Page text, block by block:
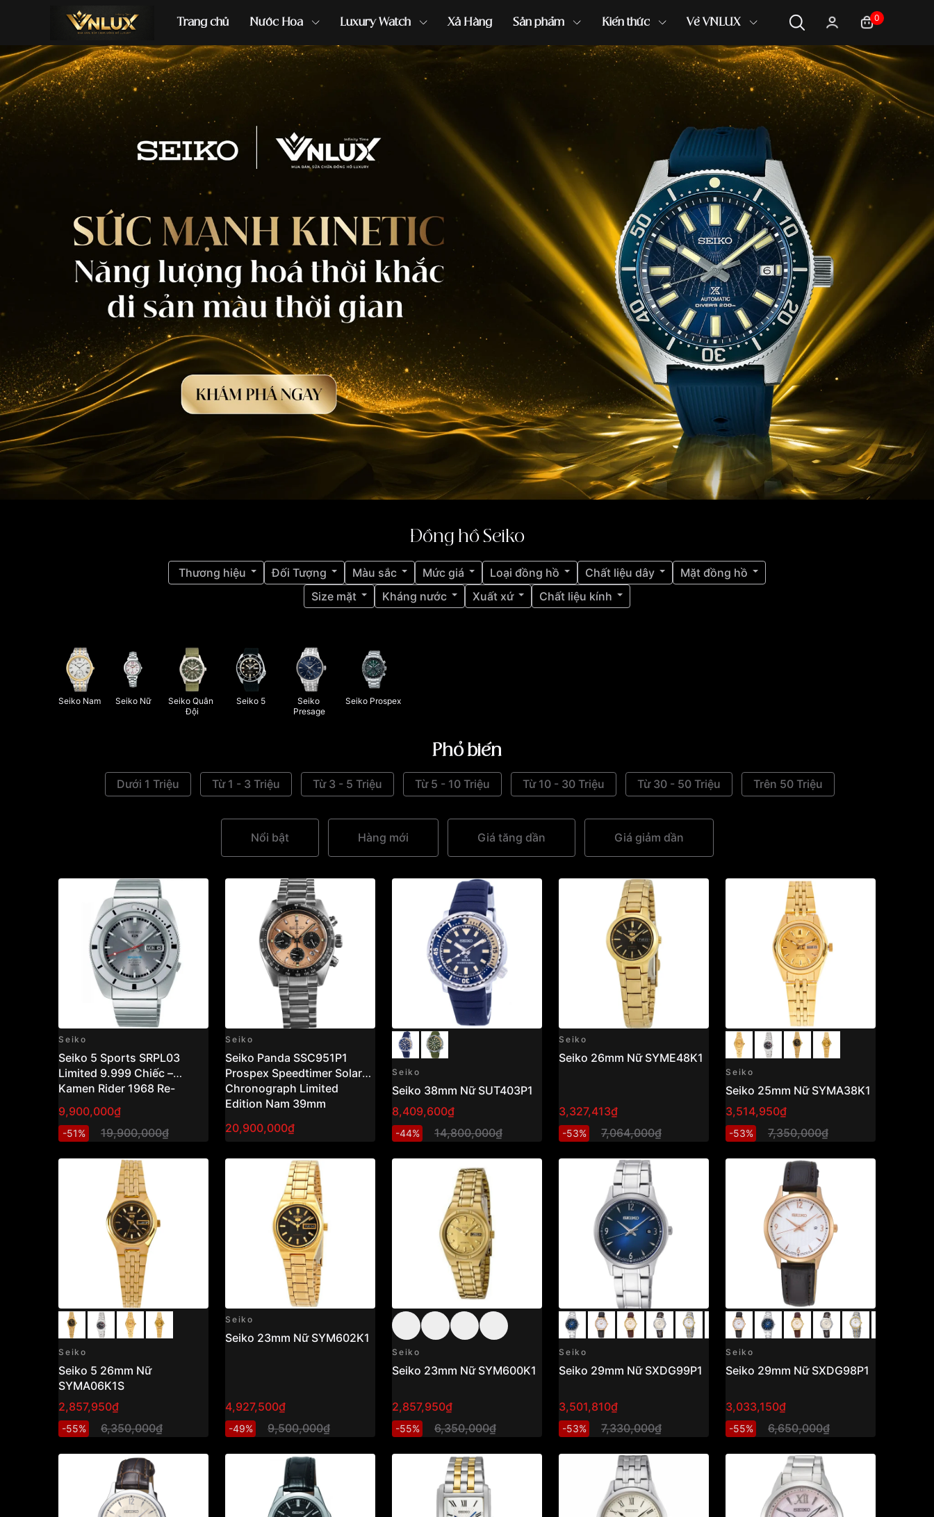
Trang chủ Nước Hoa Luxury Watch Xả Hàng Sản phẩm Kiến thức Về VNLUX 0
Đồng hồ Seiko
Thương hiệu Đối Tượng Màu sắc Mức giá Loại đồng hồ Chất liệu dây
Mặt đồng hồ
Size mặt
Kháng nước Xuất xứ Chất liệu kính
Seiko Nam Seiko Nữ
Seiko Quân
Đội
Seiko 5
Seiko
Presage
Seiko Prospex
Phổ biến
Dưới 1 Triệu Từ 1 - 3 Triệu Từ 3 - 5 Triệu Từ 5 - 10 Triệu Từ 10 - 30 Triệu Từ 30 - 50 Triệu Trên 50 Triệu
Nổi bật Hàng mới Giá tăng dần Giá giảm dần
Seiko
Seiko 5 Sports SRPL03
Limited 9.999 Chiếc –
Kamen Rider 1968 Re-
9,900,000₫
-51% 19,900,000₫
Seiko
Seiko Panda SSC951P1
Prospex Speedtimer Solar
Chronograph Limited
Edition Nam 39mm
20,900,000₫
Seiko
Seiko 38mm Nữ SUT403P1
8,409,600₫
-44% 14,800,000₫
Seiko
Seiko 26mm Nữ SYME48K1
3,327,413₫
-53% 7,064,000₫
Seiko
Seiko 25mm Nữ SYMA38K1
3,514,950₫
-53% 7,350,000₫
Seiko
Seiko 5 26mm Nữ
SYMA06K1S
2,857,950₫
-55% 6,350,000₫
Seiko
Seiko 23mm Nữ SYM602K1
4,927,500₫
-49% 9,500,000₫
Seiko
Seiko 23mm Nữ SYM600K1
2,857,950₫
-55% 6,350,000₫
Seiko
Seiko 29mm Nữ SXDG99P1
3,501,810₫
-53% 7,330,000₫
Seiko
Seiko 29mm Nữ SXDG98P1
3,033,150₫
-55% 6,650,000₫